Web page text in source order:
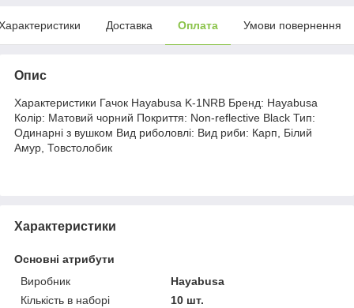
Доставка Оплата Умови повернення
Опис
Характеристики Гачок Hayabusa K-1NRB Бренд: Hayabusa
Колір: Матовий чорний Покриття: Non-reflective Black Тип:
Одинарні з вушком Вид риболовлі: Вид риби: Карп, Білий
Амур, Товстолобик
Характеристики
Основні атрибути
Виробник
Hayabusa
Кількість в наборі
10 шт.